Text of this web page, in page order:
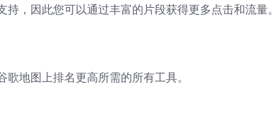
，因此您可以通过丰富的片段获得更多点击和流量。
地图上排名更高所需的所有工具。